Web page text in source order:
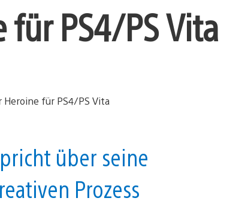
für PS4/PS Vita
über seine
Prozess